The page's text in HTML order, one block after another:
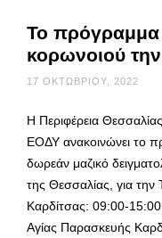
Το πρόγραμμα
κορωνοιού
17 ΟΚΤΩΒΡΊΟΥ, 2022
Η Περιφέρεια
ΕΟΔΥ ανακοινώνει το
δωρεάν μαζικό
της Θεσσαλίας, για
Καρδίτσας: 09:00-15:00
Αγίας Παρασκευής